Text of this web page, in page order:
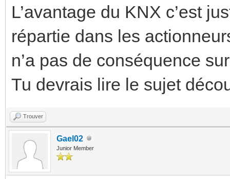
L’avantage du KNX c’est
répartie dans les
n’a pas de conséquence
Tu devrais lire le sujet
Trouver
Gael02
Junior Member